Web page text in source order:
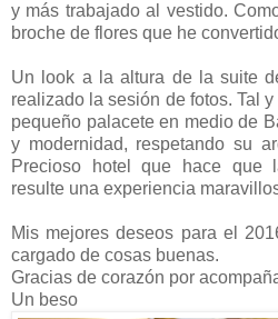
y más trabajado al vestido.
broche de flores que he
Un look a la altura de la suite
realizado la sesión de fotos. Tal
pequeño palacete en medio de
y modernidad, respetando su
Precioso hotel que hace que
resulte una experiencia
Mis mejores deseos para el
cargado de cosas buenas.
Gracias de corazón por
Un beso